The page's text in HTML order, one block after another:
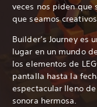
veces nos piden que
que seamos
Builder’s Journey es
lugar en un mundo
los elementos de
pantalla hasta la
espectacular lleno
sonora hermosa.